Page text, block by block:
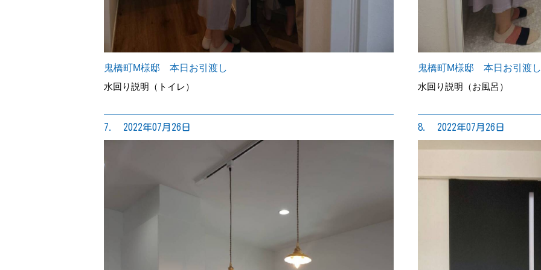
鬼橋町M様邸 本日お引渡し
水回り説明（トイレ）
鬼橋町M様邸 本日お引渡し
水回り説明（お風呂）
7. 2022年07月26日 8. 2022年07月26日